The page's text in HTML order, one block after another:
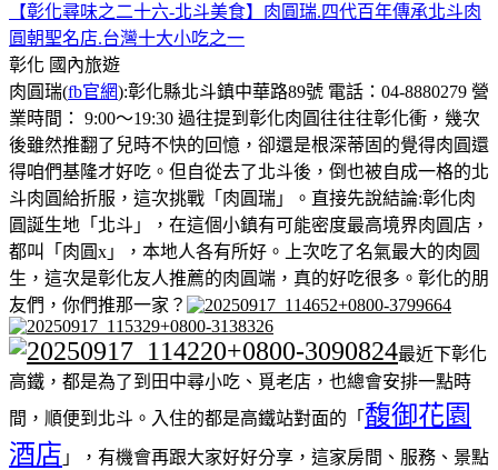
【彰化尋味之二十六-北斗美食】肉圓瑞.四代百年傳承北斗肉
圓朝聖名店.台灣十大小吃之一
彰化 國內旅遊
肉圓瑞(fb官網):彰化縣北斗鎮中華路89號 電話：04-8880279 營
業時間： 9:00～19:30 過往提到彰化肉圓往往往彰化衝，幾次
後雖然推翻了兒時不快的回憶，卻還是根深蒂固的覺得肉圓還
得咱們基隆才好吃。但自從去了北斗後，倒也被自成一格的北
斗肉圓給折服，這次挑戰「肉圓瑞」。直接先說結論:彰化肉
圓誕生地「北斗」，在這個小鎮有可能密度最高境界肉圓店，
都叫「肉圓x」，本地人各有所好。上次吃了名氣最大的肉圆
生，這次是彰化友人推薦的肉圓端，真的好吃很多。彰化的朋
友們，你們推那一家？
最近下彰化
高鐵，都是為了到田中尋小吃、覓老店，也總會安排一點時
間，順便到北斗。入住的都是高鐵站對面的「 馥御花園
酒店 」，有機會再跟大家好好分享，這家房間、服務、景點